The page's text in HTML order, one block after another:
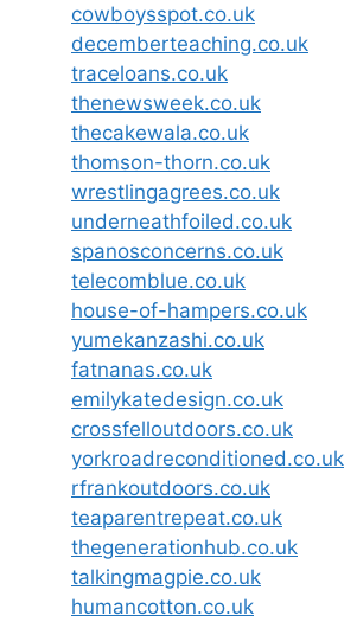
cowboysspot.co.uk
decemberteaching.co.uk
traceloans.co.uk
thenewsweek.co.uk
thecakewala.co.uk
thomson-thorn.co.uk
wrestlingagrees.co.uk
underneathfoiled.co.uk
spanosconcerns.co.uk
telecomblue.co.uk
house-of-hampers.co.uk
yumekanzashi.co.uk
fatnanas.co.uk
emilykatedesign.co.uk
crossfelloutdoors.co.uk
yorkroadreconditioned.co.uk
rfrankoutdoors.co.uk
teaparentrepeat.co.uk
thegenerationhub.co.uk
talkingmagpie.co.uk
humancotton.co.uk